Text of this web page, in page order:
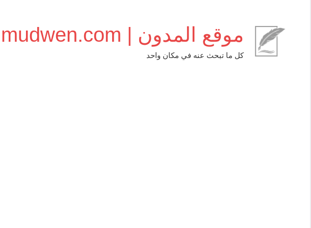
موقع المدون | almudwen.com
كل ما تبحث عنه في مكان واحد